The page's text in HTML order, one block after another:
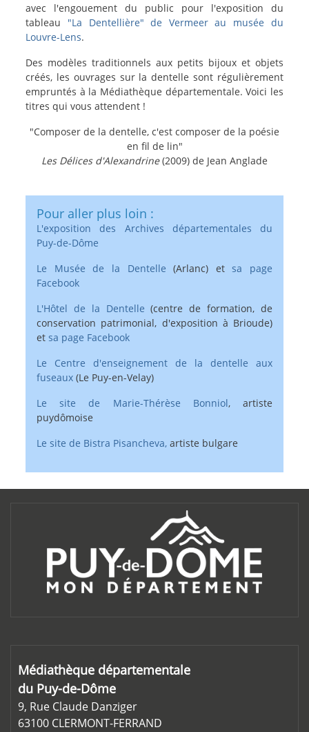
avec l'engouement du public pour l'exposition du
tableau "La Dentellière" de Vermeer au musée du
Louvre-Lens.
Des modèles traditionnels aux petits bijoux et objets
créés, les ouvrages sur la dentelle sont régulièrement
empruntés à la Médiathèque départementale. Voici les
titres qui vous attendent !
"Composer de la dentelle, c'est composer de la poésie
en fil de lin"
Les Délices d'Alexandrine(2009) de Jean Anglade
Pour aller plus loin :
L'exposition des Archives départementales du
Puy-de-Dôme
Le Musée de la Dentelle(Arlanc) et sa page
Facebook
L'Hôtel de la Dentelle(centre de formation, de
conservation patrimonial, d'exposition à Brioude)
et sa page Facebook
Le Centre d'enseignement de la dentelle aux
fuseaux(Le Puy-en-Velay)
Le site de Marie-Thérèse Bonniol, artiste
puydômoise
Le site de Bistra Pisancheva, artiste bulgare
Médiathèque départementale
du Puy-de-Dôme
9, Rue Claude Danziger
63100 CLERMONT-FERRAND